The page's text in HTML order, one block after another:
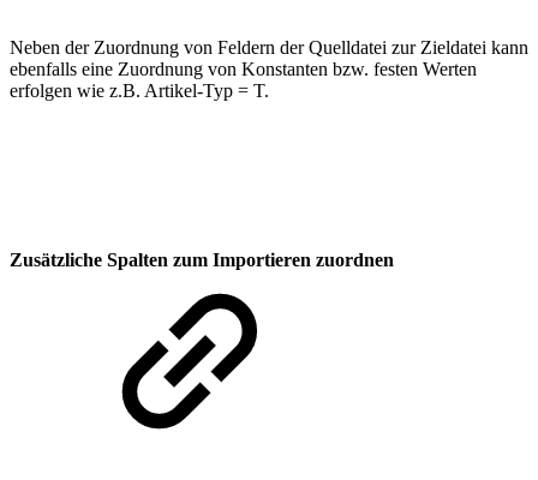
Neben der Zuordnung von Feldern der Quelldatei zur Zieldatei kann
ebenfalls eine Zuordnung von Konstanten bzw. festen Werten
erfolgen wie z.B. Artikel-Typ = T.
Zusätzliche Spalten zum Importieren zuordnen